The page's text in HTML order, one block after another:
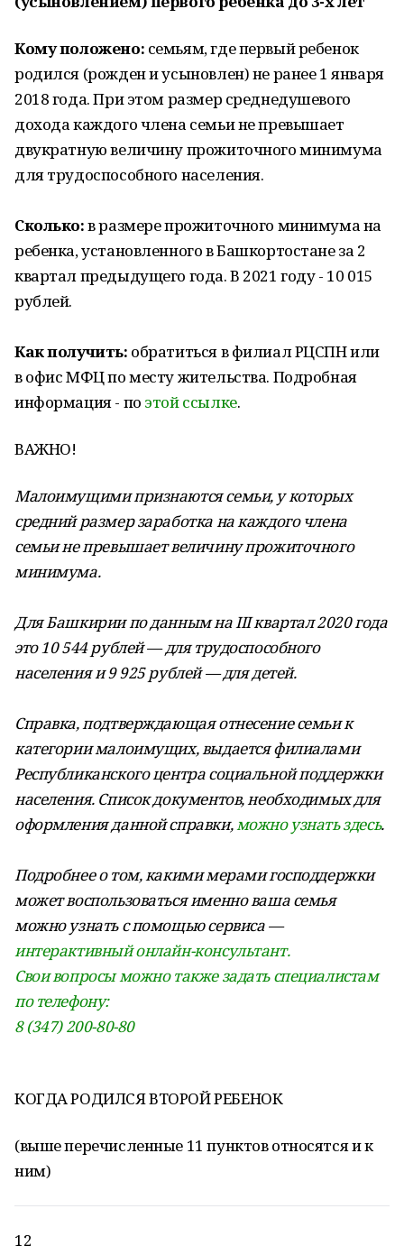
Кому положено: семьям, где первый ребенок
родился (рожден и усыновлен) не ранее 1 января
2018 года. При этом размер среднедушевого
дохода каждого члена семьи не превышает
двукратную величину прожиточного минимума
для трудоспособного населения.
Сколько:в размере прожиточного минимума на
ребенка, установленного в Башкортостане за 2
квартал предыдущего года. В 2021 году - 10 015
рублей.
Как получить: обратиться в филиал РЦСПН или
в офис МФЦ по месту жительства. Подробная
информация - по этой ссылке.
ВАЖНО!
Малоимущими признаются семьи, у которых
средний размер заработка на каждого члена
семьи не превышает величину прожиточного
минимума.
Для Башкирии по данным на III квартал 2020 года
это 10 544 рублей — для трудоспособного
населения и 9 925 рублей — для детей.
Справка, подтверждающая отнесение семьи к
категории малоимущих, выдается филиалами
Республиканского центра социальной поддержки
населения. Список документов, необходимых для
оформления данной справки,можно узнать здесь.
Подробнее о том, какими мерами господдержки
может воспользоваться именно ваша семья
можно узнать с помощью сервиса —
интерактивный онлайн-консультант.
Свои вопросы можно также задать специалистам
по телефону:
8 (347) 200-80-80
КОГДА РОДИЛСЯ ВТОРОЙ РЕБЕНОК
(выше перечисленные 11 пунктов относятся и к
ним)
12